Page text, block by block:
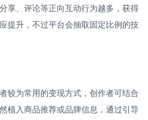
享、评论等正向互动行为越多，获得
提升，不过平台会抽取固定比例的技
较为常用的变现方式，创作者可结合
植入商品推荐或品牌信息，通过引导